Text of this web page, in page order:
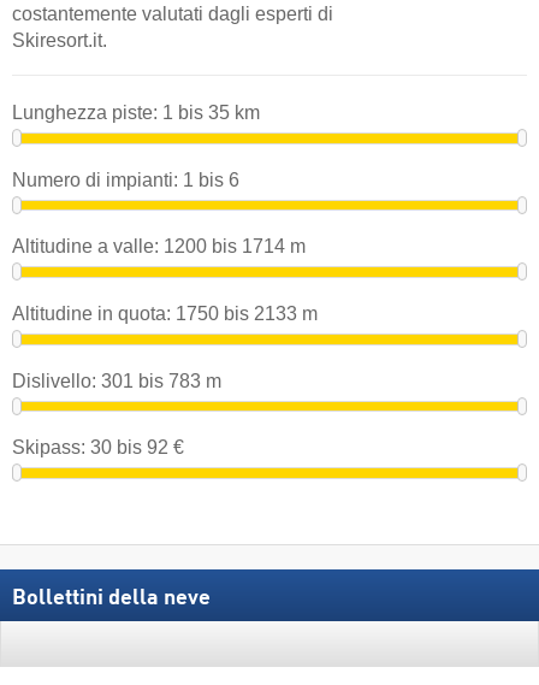
costantemente valutati dagli esperti di
Skiresort.it.
Lunghezza piste: 1 bis 35 km
Numero di impianti: 1 bis 6
Altitudine a valle: 1200 bis 1714 m
Altitudine in quota: 1750 bis 2133 m
Dislivello: 301 bis 783 m
Skipass: 30 bis 92 €
Bollettini della neve